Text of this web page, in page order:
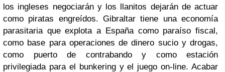
los ingleses negociarán y los llanitos dejarán de actuar
como piratas engreídos. Gibraltar tiene una economía
parasitaria que explota a España como paraíso fiscal,
como base para operaciones de dinero sucio y drogas,
como puerto de contrabando y como estación
privilegiada para el bunkering y el juego on-line. Acabar